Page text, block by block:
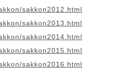
sakkon2012.html
sakkon2013.html
sakkon2014.html
sakkon2015.html
sakkon2016.html